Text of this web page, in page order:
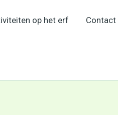
op het erf Contact